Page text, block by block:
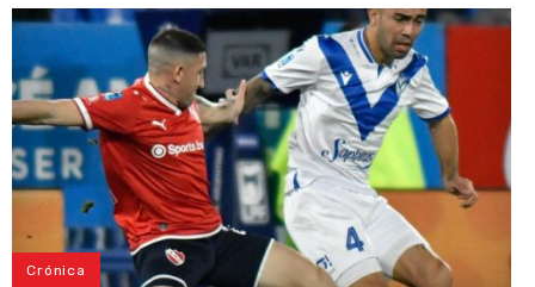
Crónica